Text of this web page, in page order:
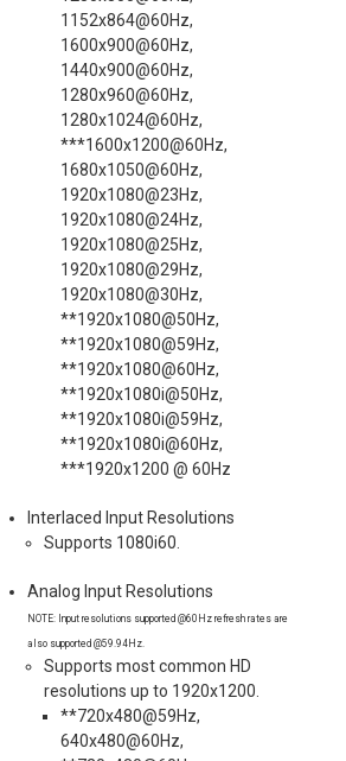
1152x864@60Hz,
1600x900@60Hz,
1440x900@60Hz,
1280x960@60Hz,
1280x1024@60Hz,
***1600x1200@60Hz,
1680x1050@60Hz,
1920x1080@23Hz,
1920x1080@24Hz,
1920x1080@25Hz,
1920x1080@29Hz,
1920x1080@30Hz,
**1920x1080@50Hz,
**1920x1080@59Hz,
**1920x1080@60Hz,
**1920x1080i@50Hz,
**1920x1080i@59Hz,
**1920x1080i@60Hz,
***1920x1200 @ 60Hz
Interlaced Input Resolutions
Supports 1080i60.
Analog Input Resolutions
NOTE: Input resolutions supported @60Hz refresh rates are
also supported @59.94Hz.
Supports most common HD
resolutions up to 1920x1200.
**720x480@59Hz,
640x480@60Hz,